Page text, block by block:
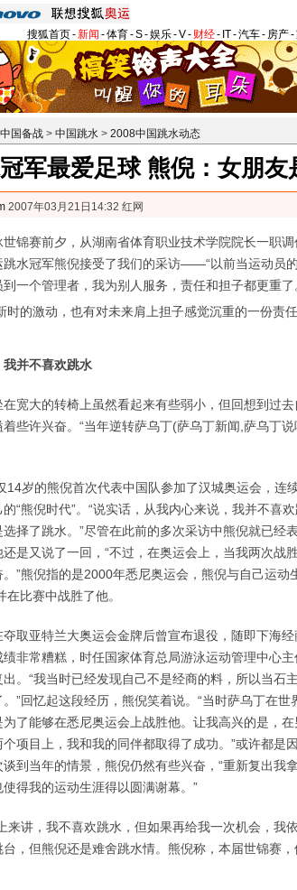
搜狐首页-新闻 -体育-S-娱乐-V- 财经- IT-汽车- 房产-
中国备战 > 中国跳水 > 2008中国跳水动态
军最爱足球 熊倪：女朋友
2007年03月21日14:32 红网
赛前夕，从湖南省体育职业技术学院院长一职调
跳水冠军熊倪接受了我们的采访——“以前当运动员
一个管理者，我为别人服务，责任和担子都更重了
时的激动，也有对未来肩上担子感觉沉重的一份责
我并不喜欢跳水
大的转椅上虽然看起来有些弱小，但回想到过去
些许兴奋。“当年逆转萨乌丁(萨乌丁新闻,萨乌丁
岁的熊倪首次代表中国队参加了汉城奥运会，连
“熊倪时代”。“说实话，从我内心来说，我并不喜
择了跳水。”尽管在此前的多次采访中熊倪就已经
是又说了一回，“不过，在奥运会上，当我两次战
。”熊倪指的是2000年悉尼奥运会，熊倪与自己运
比赛中战胜了他。
亚特兰大奥运会金牌后曾宣布退役，随即下海经
非常糟糕，时任国家体育总局游泳运动管理中心
。“我当时已经发现自己不是经商的料，所以当石
”回忆起这段经历，熊倪笑着说。“当时萨乌丁在
了能够在悉尼奥运会上战胜他。让我高兴的是，
项目上，我和我的同伴都取得了成功。”或许都是
到当年的情景，熊倪仍然有些兴奋，“重新复出我
得我的运动生涯得以圆满谢幕。”
讲，我不喜欢跳水，但如果再给我一次机会，我
，但熊倪还是难舍跳水情。熊倪称，本届世锦赛